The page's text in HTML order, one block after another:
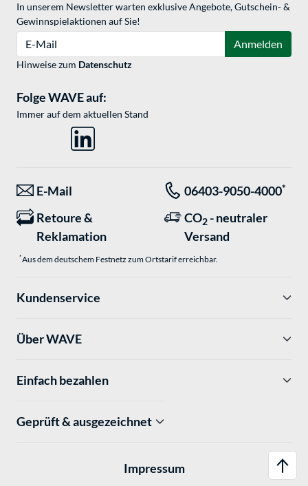
In unserem Newsletter warten exklusive Angebote, Gutschein- &
Gewinnspielaktionen auf Sie!
Anmelden
Hinweise zum Datenschutz
Folge WAVE auf:
Immer auf dem aktuellen Stand
E-Mail 06403-9050-4000*
Retoure &
Reklamation
CO2 - neutraler
Versand
*Aus dem deutschem Festnetz zum Ortstarif erreichbar.
Kundenservice
Über WAVE
Einfach bezahlen
Geprüft & ausgezeichnet
Impressum